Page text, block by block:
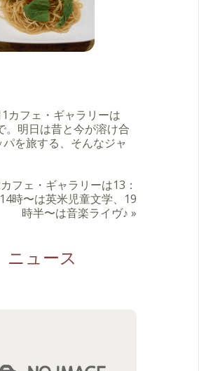
カフェ・ギャラリーは
。明日は昔と今が溶け合
パを旅する、そんなジャ
フェ・ギャラリーは13：
時〜は英米児童文学、19
時半〜は音楽ライヴ♪ »
ニュース